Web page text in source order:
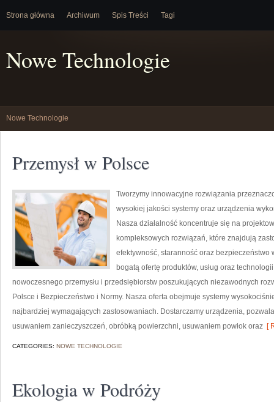
Strona główna Archiwum Spis Treści Tagi
Nowe Technologie
Nowe Technologie
Przemysł w Polsce
Tworzymy innowacyjne rozwiązania
wysokiej jakości systemy oraz urządzenia
Nasza działalność koncentruje się na
kompleksowych rozwiązań, które znajdują
efektywność, staranność oraz
bogatą ofertę produktów, usług oraz
nowoczesnego przemysłu i przedsiębiorstw poszukujących niezawodnych
Polsce i Bezpieczeństwo i Normy. Nasza oferta obejmuje systemy
najbardziej wymagających zastosowaniach. Dostarczamy urządzenia,
usuwaniem zanieczyszczeń, obróbką powierzchni, usuwaniem powłok oraz [
CATEGORIES: NOWE TECHNOLOGIE
Ekologia w Podróży